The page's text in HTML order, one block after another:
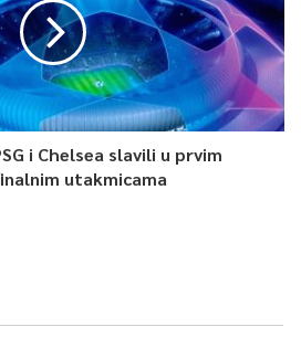
i Chelsea slavili u prvim
utakmicama